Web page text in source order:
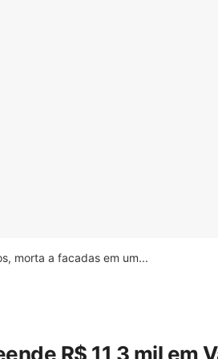
morta a facadas em um...